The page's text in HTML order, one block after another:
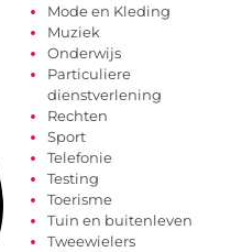
Mode en Kleding
Muziek
Onderwijs
Particuliere
dienstverlening
Rechten
Sport
Telefonie
Testing
Toerisme
Tuin en buitenleven
Tweewielers